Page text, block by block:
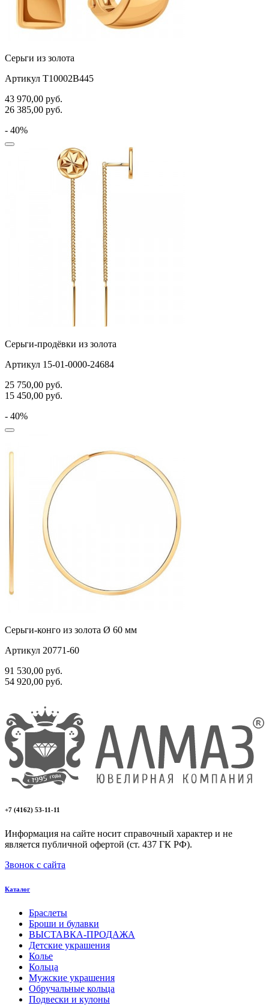
Серьги из золота
Артикул Т10002В445
43 970,00 руб.
26 385,00 руб.
- 40%
Серьги-продёвки из золота
Артикул 15-01-0000-24684
25 750,00 руб.
15 450,00 руб.
- 40%
Серьги-конго из золота Ø 60 мм
Артикул 20771-60
91 530,00 руб.
54 920,00 руб.
+7 (4162) 53-11-11
Информация на сайте носит справочный характер и не
является публичной офертой (ст. 437 ГК РФ).
Звонок с сайта
Каталог
Браслеты
Броши и булавки
ВЫСТАВКА-ПРОДАЖА
Детские украшения
Колье
Кольца
Мужские украшения
Обручальные кольца
Подвески и кулоны